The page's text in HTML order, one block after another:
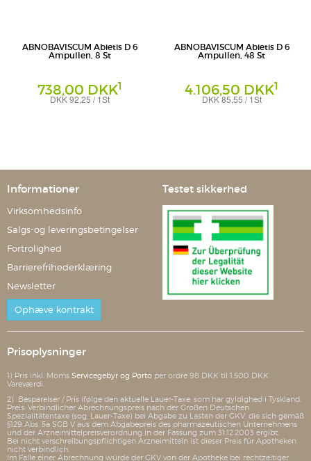
ABNOBAVISCUM Abietis D 6
Ampullen, 8 St
738,00 DKK1
DKK 92,25 / 1St
ABNOBAVISCUM Abietis D 6
Ampullen, 48 St
4.106,50 DKK1
DKK 85,55 / 1St
Informationer
Virksomhedsinfo
Salgs-og leveringsbetingelser
Fortrolighed
Barrierefrihederklæring
Newsletter
Ophæve kontrakt
Testet sikkerhed
Prisoplysninger
1) Pris inkl. Moms Servicegebyr og Porto per ordre 98 DKK til 1.500 DKK
Vareværdi.
2) Besparelser / Pris ifølge den aktuelle Lauer-Taxe, som har gyldighed i Tyskland.
Preis: Verbindlicher Abrechnungspreis nach der Großen Deutschen
Spezialitätentaxe (sog. Lauer-Taxe) bei Abgabe zu Lasten der GKV, die sich gemäß
§129 Abs. 5a SGB V aus dem Abgabepreis des pharmazeutischen Unternehmens
und der Arzneimittelpreisverordnung in der Fassung zum 31.12.2003 ergibt.
Bei nicht verschreibungspflichtigen Arzneimitteln ist dieser Preis für Apotheken
nicht verbindlich.
Im Falle einer Abrechnung würde der GKV von der Apotheke bei rechtzeitiger